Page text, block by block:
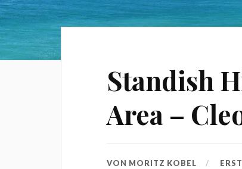
Standish
Area –
VON MORITZ KOBEL